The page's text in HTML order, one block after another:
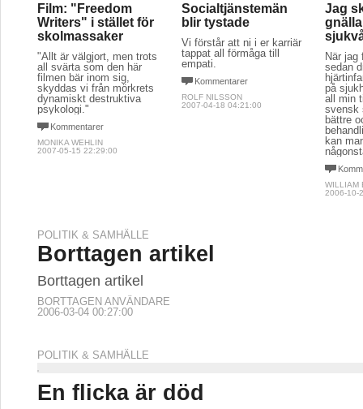
Film: "Freedom
Writers" i stället för
skolmassaker
"Allt är välgjort, men trots
all svärta som den här
filmen bär inom sig,
skyddas vi från mörkrets
dynamiskt destruktiva
psykologi."
Kommentarer
MONIKA WEHLIN
2007-05-15 22:29:00
Socialtjänstemän
blir tystade
Vi förstår att ni i er karriär
tappat all förmåga till
empati.
Kommentarer
ROLF NILSSON
2007-04-18 04:21:00
Jag
När jag
sedan
på
all min
svensk
bättre
kan
WILLIAM
2006-10-
POLITIK & SAMHÄLLE
Borttagen artikel
Borttagen artikel
BORTTAGEN ANVÄNDARE
2006-03-04 00:27:00
POLITIK & SAMHÄLLE
En flicka är död